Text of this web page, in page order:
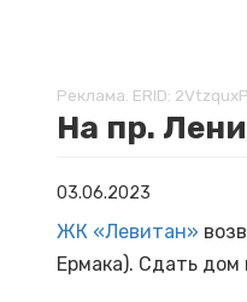
Реклама. ERID:
На пр.
03.06.2023
ЖК «Левитан»
Ермака). Сдать дом